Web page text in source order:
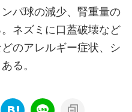
パ球の減少、腎重量の
ネズミに口蓋破壊など
のアレルギー症状、シ
る。